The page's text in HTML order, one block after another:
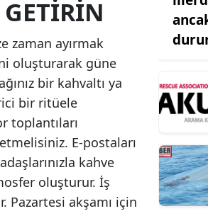
Kocaeli
Konya
Kütahya
Kahramanmaraş
Mardin
zaman ayırmak
oluşturarak güne
bir kahvaltı ya
bir ritüele
toplantıları
E-postaları
kahve
oluşturur. İş
Pazartesi akşamı için